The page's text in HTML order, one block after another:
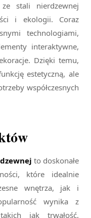
stali nierdzewnej
i ekologii. Coraz
technologiami,
interaktywne,
Dzięki temu,
estetyczną, ale
współczesnych
to doskonałe
które idealnie
wnętrza, jak i
wynika z
jak trwałość,